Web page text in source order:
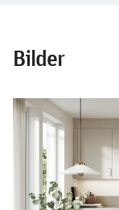
Bilder